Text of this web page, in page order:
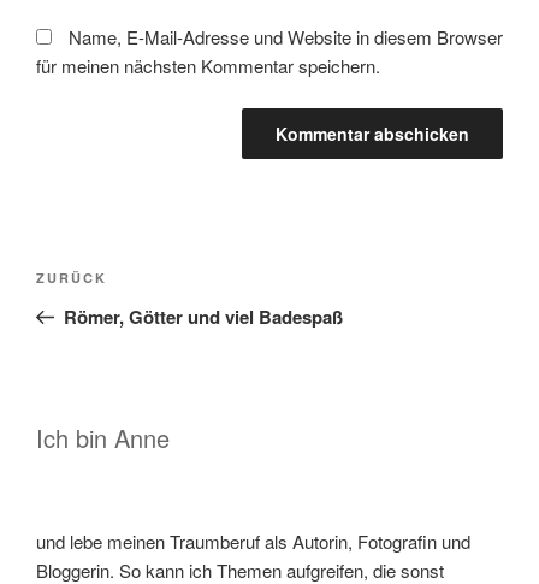
Name, E-Mail-Adresse und Website in diesem Browser
für meinen nächsten Kommentar speichern.
Beitragsnavigation
Vorheriger
Beitrag
ZURÜCK
Römer, Götter und viel Badespaß
Ich bin Anne
und lebe meinen Traumberuf als Autorin, Fotografin und
Bloggerin. So kann ich Themen aufgreifen, die sonst